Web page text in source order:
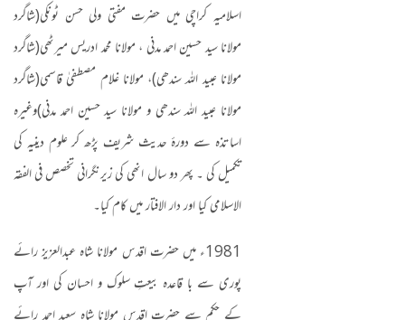
اسلامیہ کراچی میں حضرت مفتی ولی حسن ٹونکی(شاگرد
مولانا سید حسین احمد مدنی ، مولانا محمد ادریس میرٹھی(شاگرد
مولانا عبید اللہ سندھی)، مولانا غلام مصطفیٰ قاسمی(شاگرد
مولانا عبید اللہ سندھی و مولانا سید حسین احمد مدنی)وغیرہ
اساتذہ سے دورۂ حدیث شریف پڑھ کر علوم دینیہ کی
تکمیل کی ۔ پھر دو سال انھی کی زیرنگرانی تخصص فی الفقہ
الاسلامی کیا اور دار الافتار میں کام کیا۔
1981ء میں حضرت اقدس مولانا شاہ عبدالعزیز رائے
پوری سے با قاعدہ بیعتِ سلوک و احسان کی اور آپ